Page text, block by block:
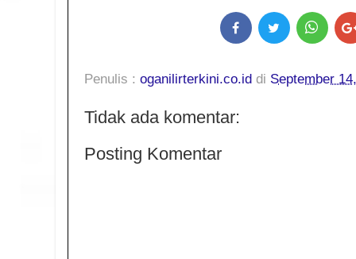
Penulis : oganilirterkini.co.id di September
Tidak ada komentar:
Posting Komentar